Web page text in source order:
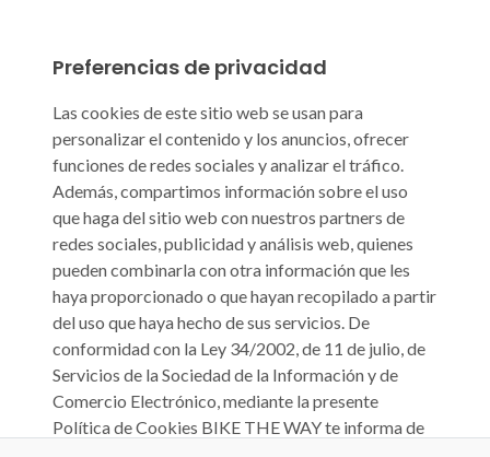
Preferencias de privacidad
Las cookies de este sitio web se usan para
personalizar el contenido y los anuncios, ofrecer
funciones de redes sociales y analizar el tráfico.
Además, compartimos información sobre el uso
que haga del sitio web con nuestros partners de
redes sociales, publicidad y análisis web, quienes
pueden combinarla con otra información que les
haya proporcionado o que hayan recopilado a partir
del uso que haya hecho de sus servicios. De
conformidad con la Ley 34/2002, de 11 de julio, de
Servicios de la Sociedad de la Información y de
Comercio Electrónico, mediante la presente
Política de Cookies BIKE THE WAY te informa de